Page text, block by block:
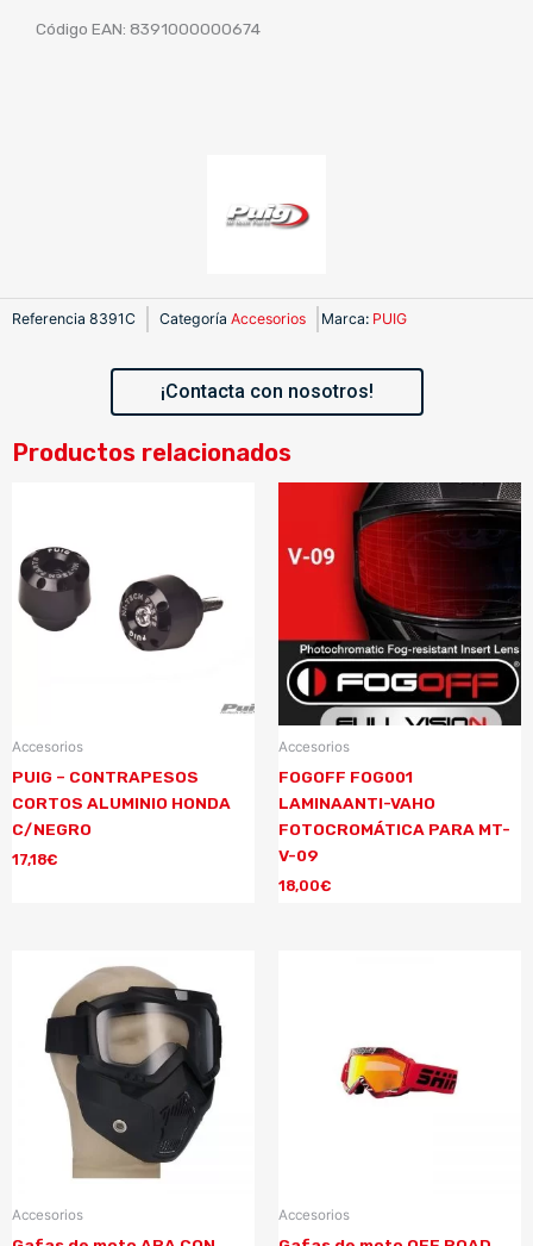
Código EAN: 8391000000674
Referencia 8391C Categoría Accesorios Marca: PUIG
¡Contacta con nosotros!
Productos relacionados
Accesorios
PUIG – CONTRAPESOS
CORTOS ALUMINIO HONDA
C/NEGRO
17,18€
Accesorios
FOGOFF FOG001
LAMINAANTI-VAHO
FOTOCROMÁTICA PARA MT-
V-09
18,00€
Accesorios Accesorios